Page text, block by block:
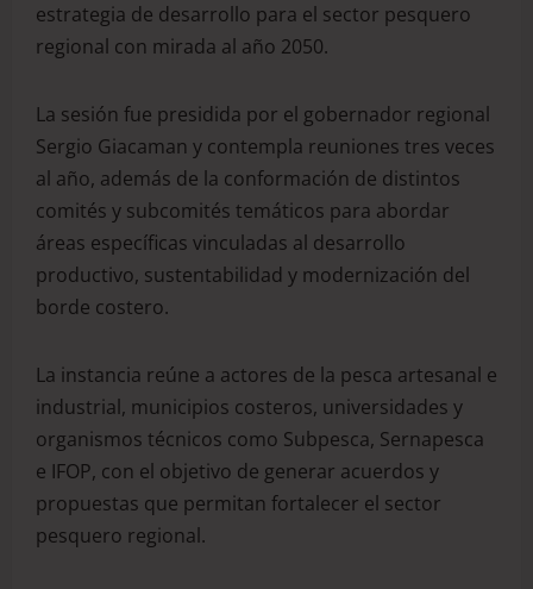
estrategia de desarrollo para el sector pesquero
regional con mirada al año 2050.
La sesión fue presidida por el gobernador regional
Sergio Giacaman y contempla reuniones tres veces
al año, además de la conformación de distintos
comités y subcomités temáticos para abordar
áreas específicas vinculadas al desarrollo
productivo, sustentabilidad y modernización del
borde costero.
La instancia reúne a actores de la pesca artesanal e
industrial, municipios costeros, universidades y
organismos técnicos como Subpesca, Sernapesca
e IFOP, con el objetivo de generar acuerdos y
propuestas que permitan fortalecer el sector
pesquero regional.